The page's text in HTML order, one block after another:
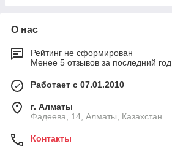
О нас
Рейтинг не сформирован
Менее 5 отзывов за последний год
Работает с 07.01.2010
г. Алматы
Фадеева, 14, Алматы, Казахстан
Контакты